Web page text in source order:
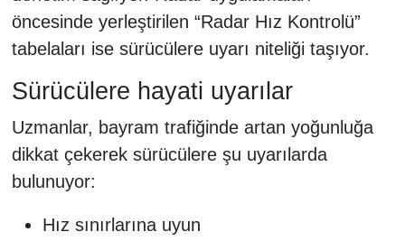
öncesinde yerleştirilen “Radar Hız Kontrolü”
tabelaları ise sürücülere uyarı niteliği taşıyor.
Sürücülere hayati uyarılar
Uzmanlar, bayram trafiğinde artan yoğunluğa
dikkat çekerek sürücülere şu uyarılarda
bulunuyor:
Hız sınırlarına uyun